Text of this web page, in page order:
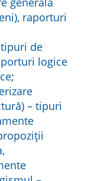
raporturi
de
logice
;
– tipuri